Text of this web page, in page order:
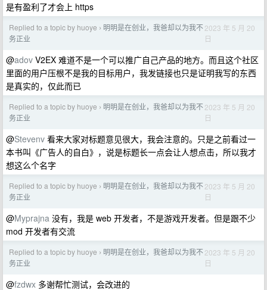
是有盈利了才会上 https
Replied to a topic by huoye › 明明是在创业，我爸却以为我不
务正业
2023 年 5 月 20
日
@adov V2EX 难道不是一个可以推广自己产品的地方。而且这个社区
里面的用户压根不是我的目标用户，我发链接也只是证明我写的东西
是真实的，仅此而已
Replied to a topic by huoye › 明明是在创业，我爸却以为我不
务正业
2023 年 5 月 20
日
@Stevenv 看来大家对标题意见很大，我会注意的。只是之前看过一
本书叫《广告人的自白》，说是标题长一点会让人想点击，所以我才
想这么个名字
Replied to a topic by huoye › 明明是在创业，我爸却以为我不
务正业
2023 年 5 月 20
日
@Myprajna 没有，我是 web 开发者，不是游戏开发者。但是跟不少
mod 开发者有交流
Replied to a topic by huoye › 明明是在创业，我爸却以为我不
务正业
2023 年 5 月 20
日
@fzdwx 多谢帮忙测试，会改进的